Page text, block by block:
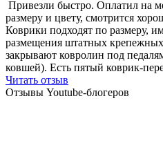
Привезли быстро. Оплатил на
размеру и цвету, смотрится
Коврики подходят по размеру,
размещения штатных
закрывают ковролин под
ковшей). Есть пятый коврик-
Читать отзыв
Отзывы Youtube-блогеров